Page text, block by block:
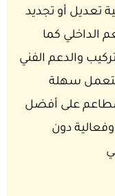
تعديل أو تجديد
الداخلي كما
والدعم الفني
سهلة
على أفضل
دون